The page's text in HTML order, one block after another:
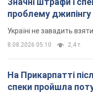
проблему
Україні не завадить
8.08.2026 05:10 2,4 т.
На Прикарпатті
спеки пройшла